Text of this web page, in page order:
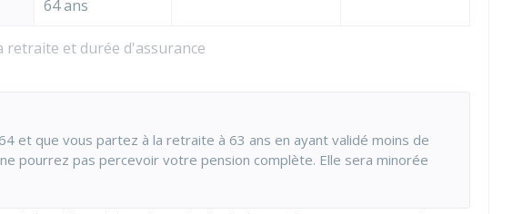
retraite et durée d'assurance
64 ans
et que vous partez à la retraite à 63 ans en ayant validé moins de
pourrez pas percevoir votre pension complète. Elle sera minorée